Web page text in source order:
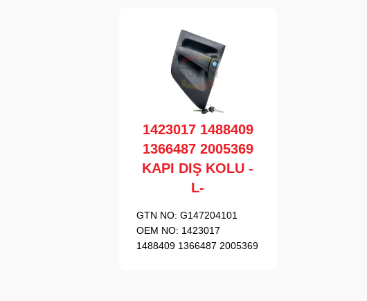
1423017 1488409
1366487 2005369
KAPI DIŞ KOLU -
L-
GTN NO: G147204101
OEM NO: 1423017
1488409 1366487 2005369